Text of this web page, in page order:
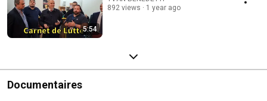
5:54
892 views
1 year ago
Documentaires